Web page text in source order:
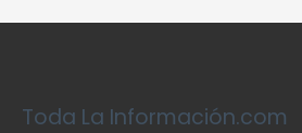
Toda La Información.com